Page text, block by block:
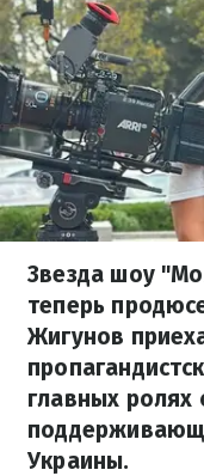
Звезда шоу
теперь
Жигунов
главных ролях
Украины.